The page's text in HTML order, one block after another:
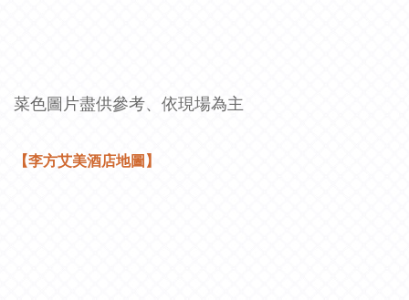
菜色圖片盡供參考、依現場為主
【李方艾美酒店地圖】